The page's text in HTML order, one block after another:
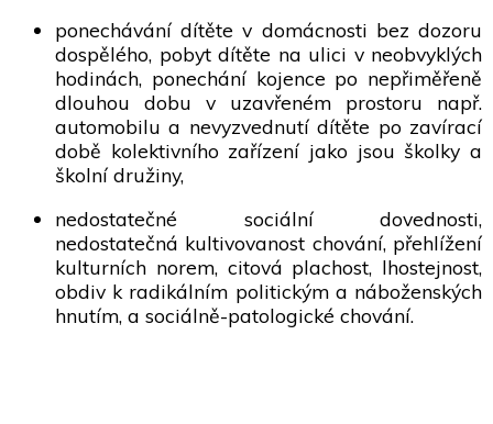
ponechávání dítěte v domácnosti bez dozoru
dospělého, pobyt dítěte na ulici v neobvyklých
hodinách, ponechání kojence po nepřiměřeně
dlouhou dobu v uzavřeném prostoru např.
automobilu a nevyzvednutí dítěte po zavírací
době kolektivního zařízení jako jsou školky a
školní družiny,
nedostatečné sociální dovednosti,
nedostatečná kultivovanost chování, přehlížení
kulturních norem, citová plachost, lhostejnost,
obdiv k radikálním politickým a náboženských
hnutím, a sociálně-patologické chování.